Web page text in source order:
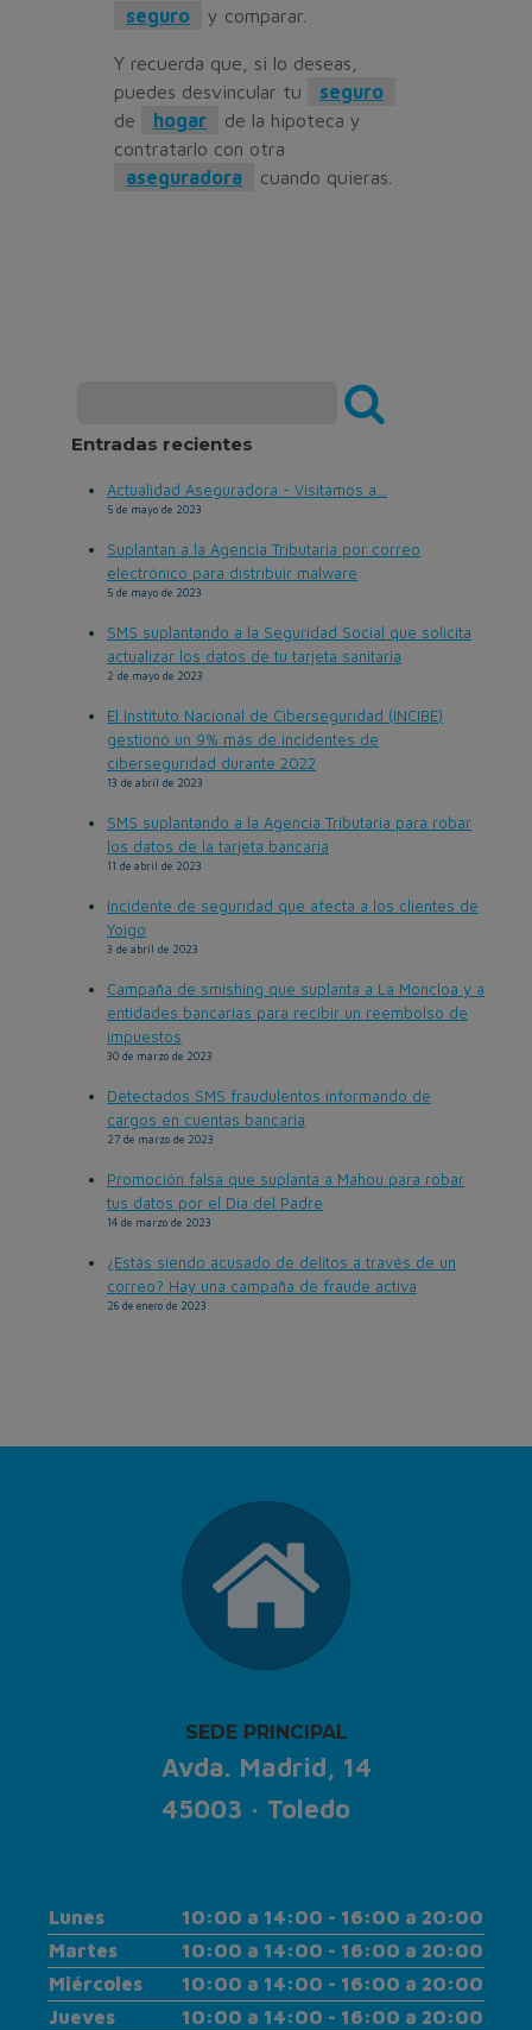
seguro y comparar.
Y recuerda que, si lo deseas,
puedes desvincular tu
seguro
de
hogar
de la hipoteca y
contratarlo con otra
aseguradora
cuando quieras.
Entradas recientes
Actualidad Aseguradora - Visitamos a...
5 de mayo de 2023
Suplantan a la Agencia Tributaria por correo
electrónico para distribuir malware
5 de mayo de 2023
SMS suplantando a la Seguridad Social que solicita
actualizar los datos de tu tarjeta sanitaria
2 de mayo de 2023
El Instituto Nacional de Ciberseguridad (INCIBE)
gestionó un 9% más de incidentes de
ciberseguridad durante 2022
13 de abril de 2023
SMS suplantando a la Agencia Tributaria para robar
los datos de la tarjeta bancaria
11 de abril de 2023
Incidente de seguridad que afecta a los clientes de
Yoigo
3 de abril de 2023
Campaña de smishing que suplanta a La Moncloa y a
entidades bancarias para recibir un reembolso de
impuestos
30 de marzo de 2023
Detectados SMS fraudulentos informando de
cargos en cuentas bancaria
27 de marzo de 2023
Promoción falsa que suplanta a Mahou para robar
tus datos por el Día del Padre
14 de marzo de 2023
¿Estás siendo acusado de delitos a través de un
correo? Hay una campaña de fraude activa
26 de enero de 2023
SEDE PRINCIPAL
Avda. Madrid, 14
45003 · Toledo
Lunes
10:00 a 14:00 - 16:00 a 20:00
Martes
10:00 a 14:00 - 16:00 a 20:00
Miércoles
10:00 a 14:00 - 16:00 a 20:00
Jueves
10:00 a 14:00 - 16:00 a 20:00